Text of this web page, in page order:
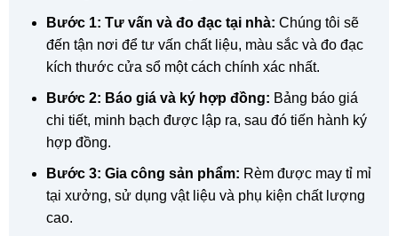
Bước 1: Tư vấn và đo đạc tại nhà: Chúng tôi sẽ
đến tận nơi để tư vấn chất liệu, màu sắc và đo đạc
kích thước cửa sổ một cách chính xác nhất.
Bước 2: Báo giá và ký hợp đồng: Bảng báo giá
chi tiết, minh bạch được lập ra, sau đó tiến hành ký
hợp đồng.
Bước 3: Gia công sản phẩm: Rèm được may tỉ mỉ
tại xưởng, sử dụng vật liệu và phụ kiện chất lượng
cao.